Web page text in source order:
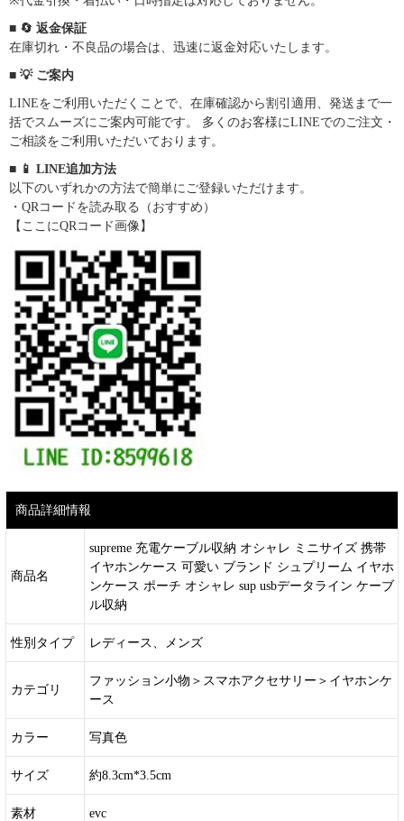
■ 🔄 返金保証
在庫切れ・不良品の場合は、迅速に返金対応いたします。
■ 💡 ご案内
LINEをご利用いただくことで、在庫確認から割引適用、発送まで一
括でスムーズにご案内可能です。 多くのお客様にLINEでのご注文・
ご相談をご利用いただいております。
■ 📱 LINE追加方法
以下のいずれかの方法で簡単にご登録いただけます。
・QRコードを読み取る（おすすめ）
【ここにQRコード画像】
商品詳細情報
商品名
supreme 充電ケーブル収納 オシャレ ミニサイズ 携帯
イヤホンケース 可愛い ブランド シュプリーム イヤホ
ンケース ポーチ オシャレ sup usbデータライン ケーブ
ル収納
性別タイプ レディース、メンズ
カテゴリ
ファッション小物＞スマホアクセサリー＞イヤホンケ
ース
カラー 写真色
サイズ 約8.3cm*3.5cm
素材 evc